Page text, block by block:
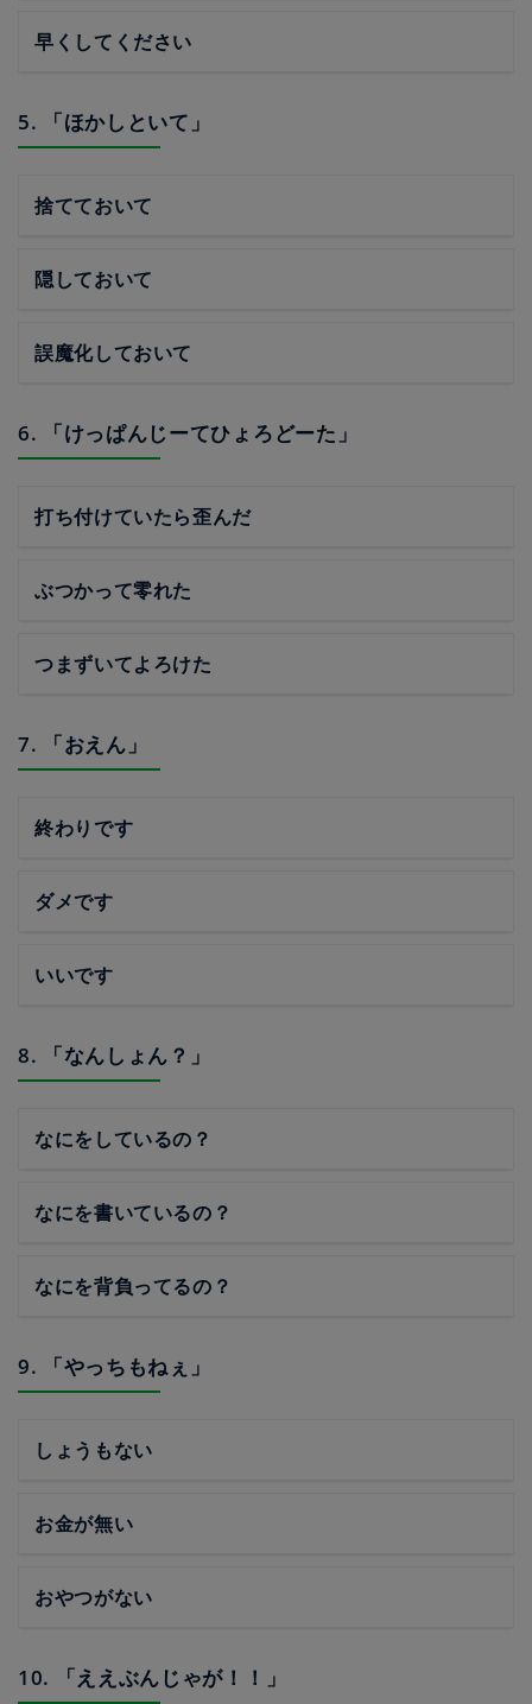
早くしてください
5. 「ほかしといて」
捨てておいて
隠しておいて
誤魔化しておいて
6. 「けっぱんじーてひょろどーた」
打ち付けていたら歪んだ
ぶつかって零れた
つまずいてよろけた
7. 「おえん」
終わりです
ダメです
いいです
8. 「なんしょん？」
なにをしているの？
なにを書いているの？
なにを背負ってるの？
9. 「やっちもねぇ」
しょうもない
お金が無い
おやつがない
10. 「ええぶんじゃが！！」